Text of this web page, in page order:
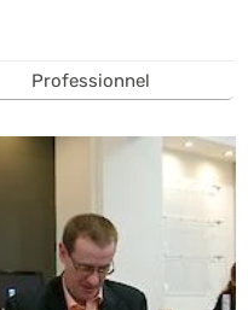
Professionnel